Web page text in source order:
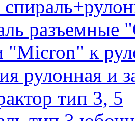
разъемные
"Micron" к
рулонная и
тип 3, 5